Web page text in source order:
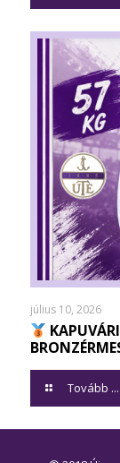
július 10, 2026
Tovább ...